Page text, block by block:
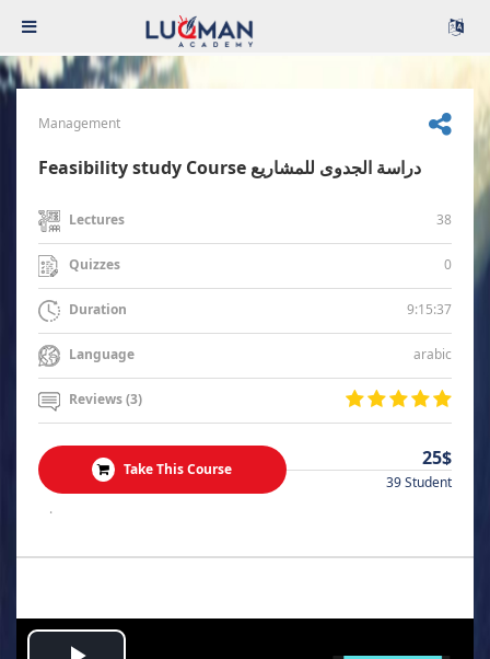
Management
Feasibility study Course دراسة الجدوى للمشاريع
Lectures 38
Quizzes 0
Duration 9:15:37
Language arabic
Reviews (3)
Take This Course 25$
39 Student
.